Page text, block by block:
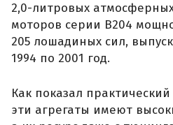
2,0-литровых
моторов серии B204
205 лошадиных сил,
1994 по 2001 год.
Как показал
эти агрегаты имеют